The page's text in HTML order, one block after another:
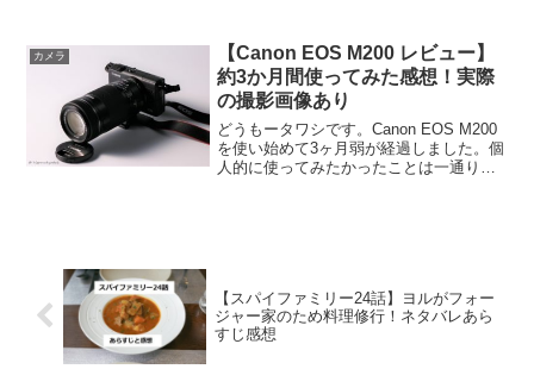
はそうも言っていられなくなります。状
況は様々ですが街灯がポツン...
カメラ
【Canon EOS M200 レビュー】
約3か月間使ってみた感想！実際
の撮影画像あり
どうもータワシです。Canon EOS M200
を使い始めて3ヶ月弱が経過しました。個
人的に使ってみたかったことは一通り試
【スパイファミリー24話】ヨルがフォー
ジャー家のため料理修行！ネタバレあら
すじ感想